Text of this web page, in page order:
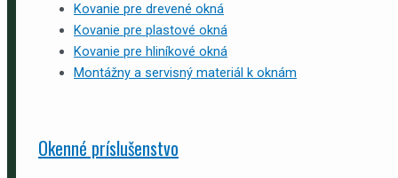
Kovanie pre drevené okná
Kovanie pre plastové okná
Kovanie pre hliníkové okná
Montážny a servisný materiál k oknám
Okenné príslušenstvo